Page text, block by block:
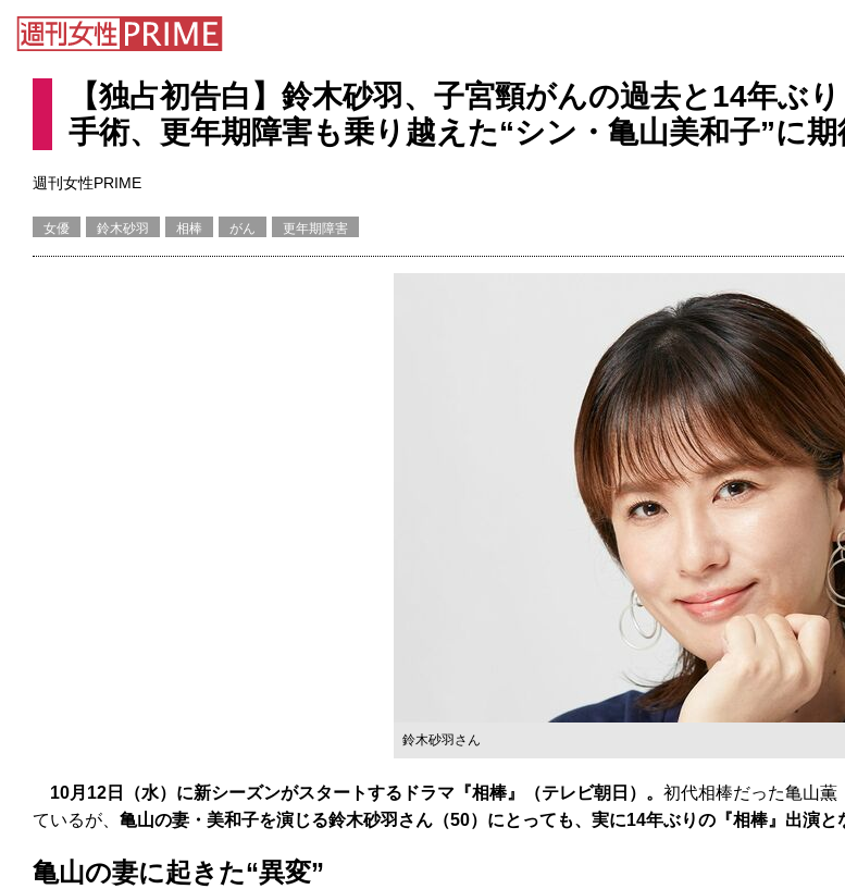
【独占初告白】鈴木砂羽、子宮頸がんの過去と14年ぶ
手術、更年期障害も乗り越えた“シン・亀山美和子”に期
週刊女性PRIME
女優 鈴木砂羽 相棒 がん 更年期障害
鈴木砂羽さん
10月12日（水）に新シーズンがスタートするドラマ『相棒』（テレビ朝日）。 初代相棒だった亀山薫
ているが、 亀山の妻・美和子を演じる鈴木砂羽さん（50）にとっても、実に14年ぶりの『相棒』出演と
亀山の妻に起きた“異変”